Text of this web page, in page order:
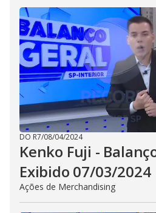
DO R7/08/04/2024
Kenko Fuji -
Exibido 07/03/2024
Ações de Merchandising